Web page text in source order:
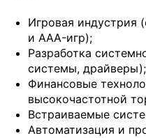
Игровая индустрия
и AAA-игр);
Разработка
системы, драйверы);
Финансовые
высокочастотной
Встраиваемые
Автоматизация и